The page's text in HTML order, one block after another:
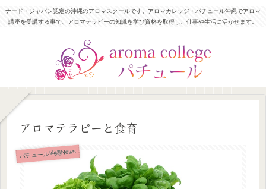
ナード・ジャパン認定の沖縄のアロマスクールです。アロマカレッジ・パチュール沖縄でアロマ
講座を受講する事で、アロマテラピーの知識を学び資格を取得し、仕事や生活に活かせます。
アロマテラピーと食育
パチュール沖縄News